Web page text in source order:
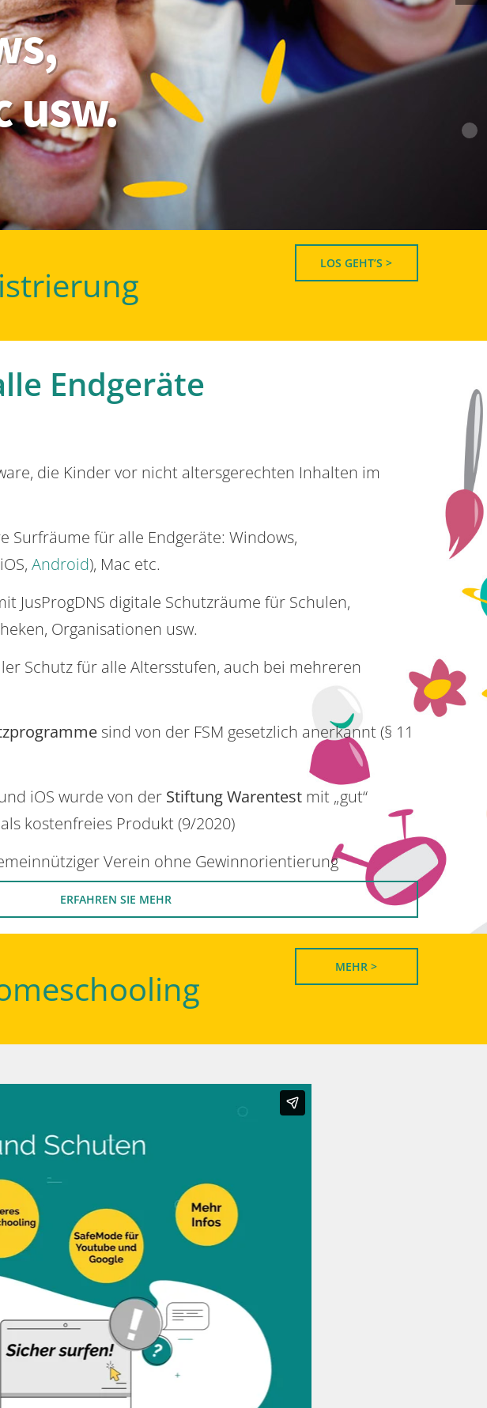
usw.
LOS GEHT’S >
Endgeräte
die Kinder vor nicht altersgerechten Inhalten im
Surfräume für alle Endgeräte: Windows,
Android), Mac etc.
JusProgDNS digitale Schutzräume für Schulen,
Organisationen usw.
Schutz für alle Altersstufen, auch bei mehreren
sind von der FSM gesetzlich anerkannt (§ 11
iOS wurde von der Stiftung Warentestmit „gut“
kostenfreies Produkt (9/2020)
Verein ohne Gewinnorientierung
ERFAHREN SIE MEHR
MEHR >